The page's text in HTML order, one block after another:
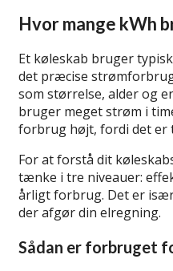
Hvor mange kWh
Et køleskab bruger
det præcise
som størrelse, alder og
bruger meget strøm i
forbrug højt, fordi det er
For at forstå dit
tænke i tre niveauer:
årligt forbrug. Det er
der afgør din elregning.
Sådan er forbruget